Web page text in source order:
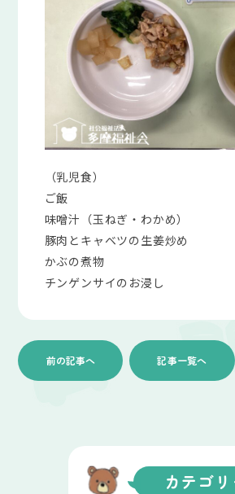
（乳児食）
ご飯
味噌汁（玉ねぎ・わかめ）
豚肉とキャベツの生姜炒め
かぶの煮物
チンゲンサイのお浸し
前の記事へ 記事一覧へ
カテゴリ